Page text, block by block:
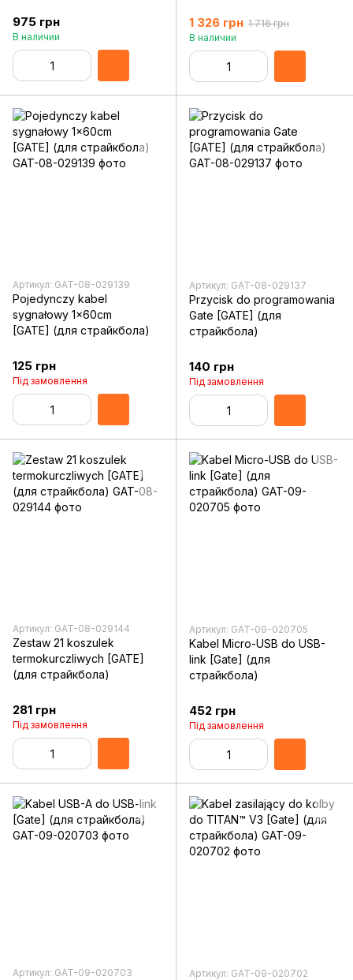
975 грн
В наличии
1 326 грн 1 716 грн
В наличии
Артикул: GAT-08-029139
Pojedynczy kabel
sygnałowy 1x60cm
[GATE] (для страйкбола)
125 грн
Під замовлення
Артикул: GAT-08-029137
Przycisk do programowania
Gate [GATE] (для
страйкбола)
140 грн
Під замовлення
Артикул: GAT-08-029144
Zestaw 21 koszulek
termokurczliwych [GATE]
(для страйкбола)
281 грн
Під замовлення
Артикул: GAT-09-020705
Kabel Micro-USB do USB-
link [Gate] (для
страйкбола)
452 грн
Під замовлення
Артикул: GAT-09-020703 Артикул: GAT-09-020702